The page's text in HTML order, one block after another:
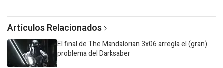
Artículos Relacionados
El final de The Mandalorian 3x06 arregla el (gran)
problema del Darksaber